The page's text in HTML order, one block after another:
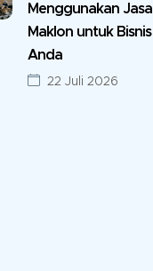
Menggunakan Jasa
Maklon untuk Bisnis
Anda
22 Juli 2026